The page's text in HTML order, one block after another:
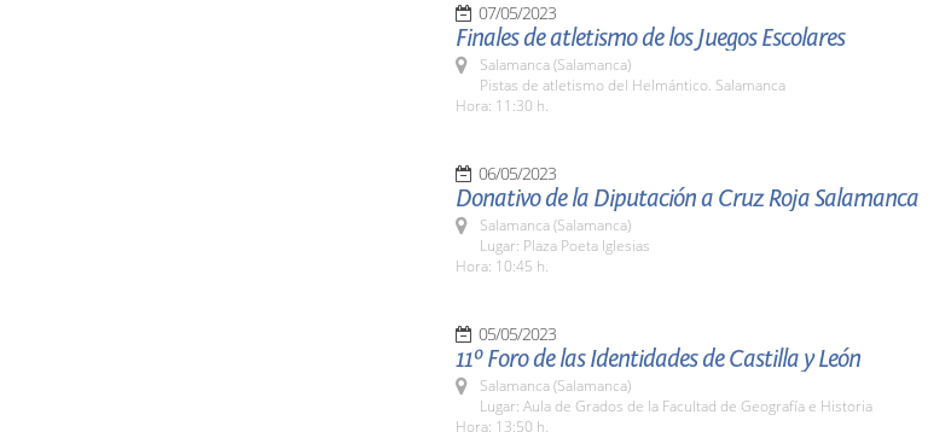
07/05/2023
Finales de atletismo de los Juegos Escolares
Salamanca (Salamanca)
Pistas de atletismo del Helmántico. Salamanca
Hora: 11:30 h.
06/05/2023
Donativo de la Diputación a Cruz Roja Salamanca
Salamanca (Salamanca)
Lugar: Plaza Poeta Iglesias
Hora: 10:45 h.
05/05/2023
11º Foro de las Identidades de Castilla y León
Salamanca (Salamanca)
Lugar: Aula de Grados de la Facultad de Geografía e Historia
Hora: 13:50 h.